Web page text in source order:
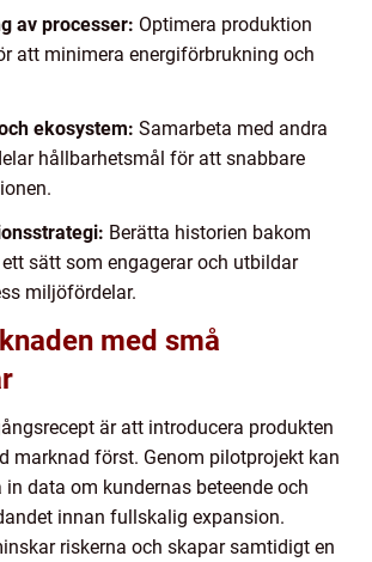
av processer: Optimera produktion
att minimera energiförbrukning och
ekosystem: Samarbeta med andra
hållbarhetsmål för att snabbare
Berätta historien bakom
sätt som engagerar och utbildar
miljöfördelar.
med små
är att introducera produkten
marknad först. Genom pilotprojekt kan
data om kundernas beteende och
innan fullskalig expansion.
riskerna och skapar samtidigt en